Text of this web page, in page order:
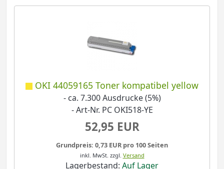
OKI 44059165 Toner kompatibel yellow
- ca. 7.300 Ausdrucke (5%)
- Art-Nr. PC OKI518-YE
52,95 EUR
Grundpreis: 0,73 EUR pro 100 Seiten
inkl. MwSt. zzgl. Versand
Lagerbestand: Auf Lager